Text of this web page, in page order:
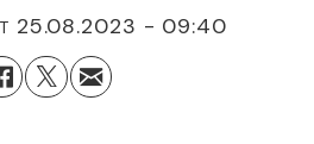
25.08.2023 - 09:40